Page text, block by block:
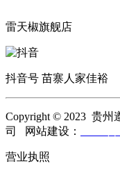
雷天椒旗舰店
抖音号 苗寨人家佳裕
Copyright © 2023 贵州
司 网站建设：
营业执照